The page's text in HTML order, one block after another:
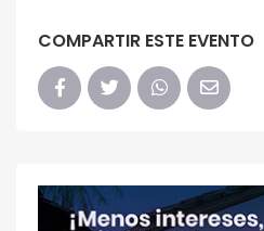
COMPARTIR ESTE EVENTO